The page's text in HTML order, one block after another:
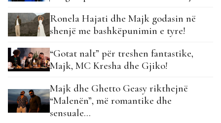
Ronela Hajati dhe Majk godasin në
shenjë me bashkëpunimin e tyre!
“Gotat nalt” për treshen fantastike,
Majk, MC Kresha dhe Gjiko!
Majk dhe Ghetto Geasy rikthejnë
“Malenën”, më romantike dhe
sensuale…